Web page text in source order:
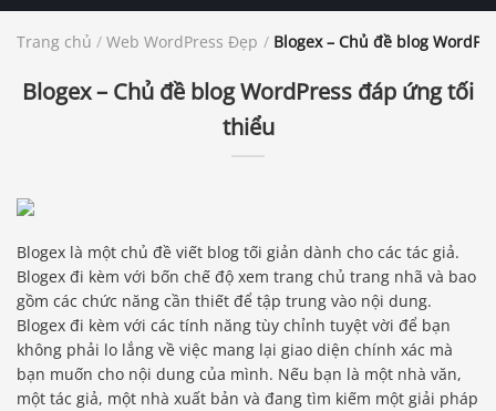
Trang chủ / Web WordPress Đẹp / Blogex – Chủ đề blog
Blogex – Chủ đề blog WordPress đáp ứng tối
thiểu
Blogex là một chủ đề viết blog tối giản dành cho các tác giả.
Blogex đi kèm với bốn chế độ xem trang chủ trang nhã và bao
gồm các chức năng cần thiết để tập trung vào nội dung.
Blogex đi kèm với các tính năng tùy chỉnh tuyệt vời để bạn
không phải lo lắng về việc mang lại giao diện chính xác mà
bạn muốn cho nội dung của mình. Nếu bạn là một nhà văn,
một tác giả, một nhà xuất bản và đang tìm kiếm một giải pháp